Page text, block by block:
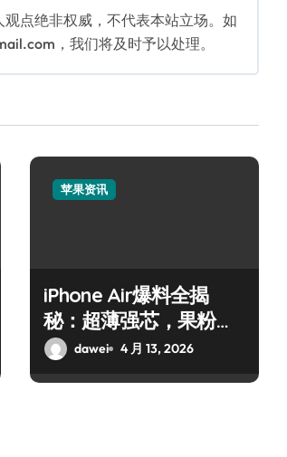
观点绝非权威，不代表本站立场。如
，我们将及时予以处理。
苹果资讯
iPhone Air爆料全揭
秘：超薄强芯，果粉狂
喜！dawei 4 月 13, 2026